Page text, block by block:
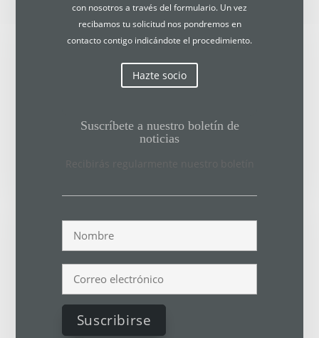
con nosotros a través del formulario. Un vez
recibamos tu solicitud nos pondremos en
contacto contigo indicándote el procedimiento.
Hazte socio
Suscríbete a nuestro boletín de
noticias